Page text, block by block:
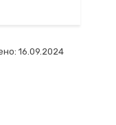
16.09.2024